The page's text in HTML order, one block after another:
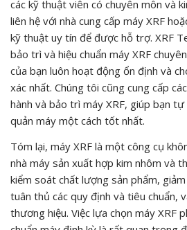
các kỹ thuật viên có chuyên môn và
liên hệ với nhà cung cấp máy XRF
kỹ thuật uy tín để được hỗ trợ. XRF
bảo trì và hiệu chuẩn máy XRF
của bạn luôn hoạt động ổn định và
xác nhất. Chúng tôi cũng cung cấp
hành và bảo trì máy XRF, giúp bạn
quản máy một cách tốt nhất.
Tóm lại, máy XRF là một công cụ
nhà máy sản xuất hợp kim nhôm và
kiểm soát chất lượng sản phẩm,
tuân thủ các quy định và tiêu chuẩn,
thương hiệu. Việc lựa chọn máy XRF